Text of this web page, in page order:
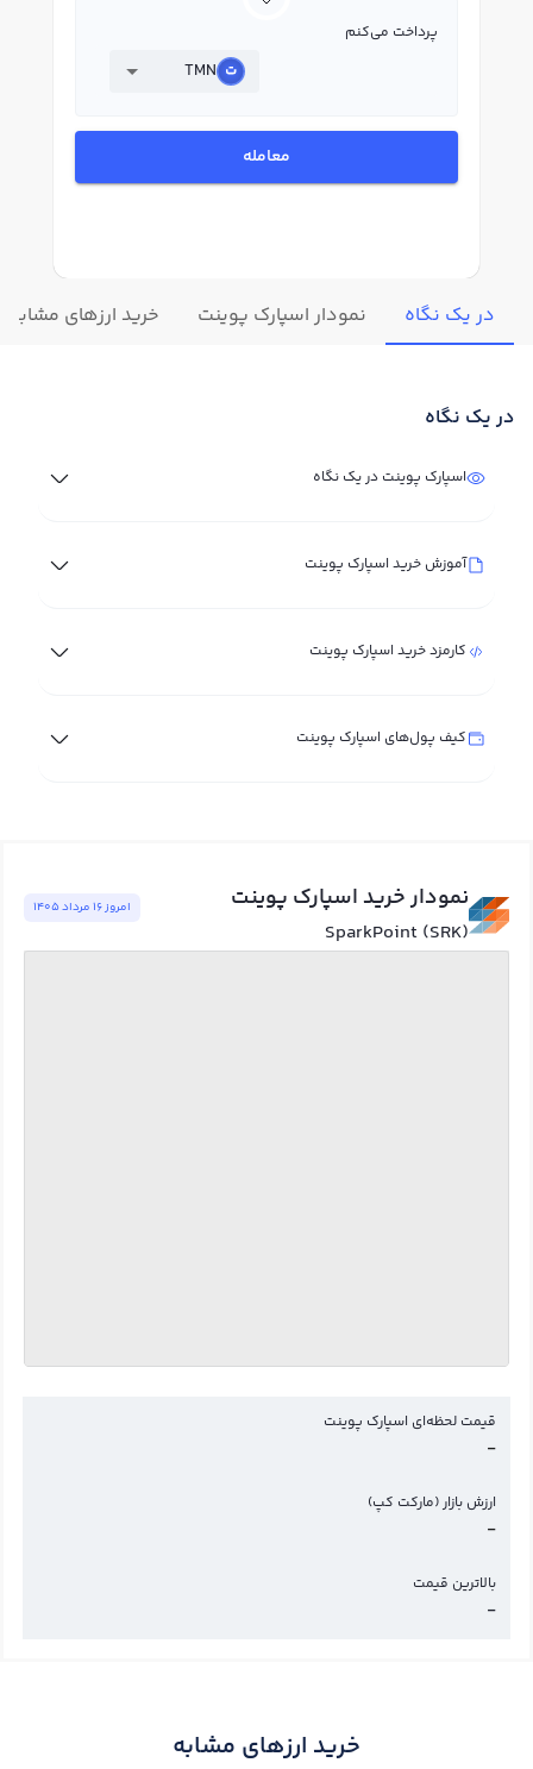
پرداخت می‌کنم
TMN
معامله
در یک نگاه نمودار اسپارک پوینت خرید ارزهای مشابه
در یک نگاه
اسپارک پوینت در یک نگاه
آموزش خرید اسپارک پوینت
کارمزد خرید اسپارک پوینت
کیف پول‌های اسپارک پوینت
نمودار خرید اسپارک پوینت
SparkPoint (SRK)
امروز ١٦ مرداد ١٤٠٥
قیمت لحظه‌ای اسپارک پوینت
-
ارزش بازار (مارکت کپ)
-
بالاترین قیمت
-
خرید ارزهای مشابه